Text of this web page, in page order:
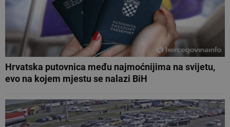
Hrvatska putovnica među najmoćnijima na svijetu,
evo na kojem mjestu se nalazi BiH